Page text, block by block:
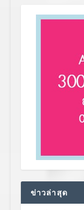
ข่าวล่าสุด